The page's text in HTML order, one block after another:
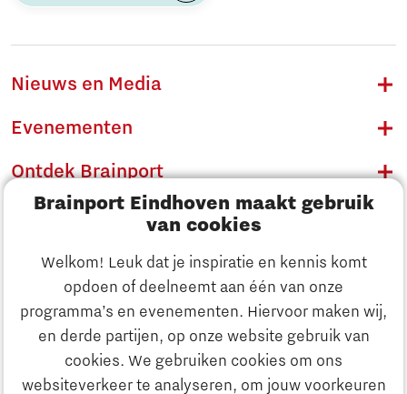
Brainport Eindhoven maakt gebruik
van cookies
Welkom! Leuk dat je inspiratie en kennis komt
opdoen of deelneemt aan één van onze
programma’s en evenementen. Hiervoor maken wij,
en derde partijen, op onze website gebruik van
cookies. We gebruiken cookies om ons
websiteverkeer te analyseren, om jouw voorkeuren
Ontdek Brainport
Innovatie
Nieuws en Media
Evenementen
Ontdek Brainport
Innovatie
Ondernemen
Onderwijs
Maatschappelijk